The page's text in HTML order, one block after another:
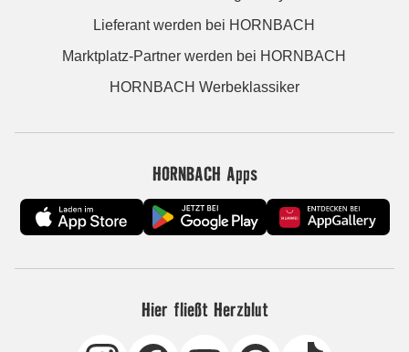
Lieferant werden bei HORNBACH
Marktplatz-Partner werden bei HORNBACH
HORNBACH Werbeklassiker
HORNBACH Apps
Hier fließt Herzblut